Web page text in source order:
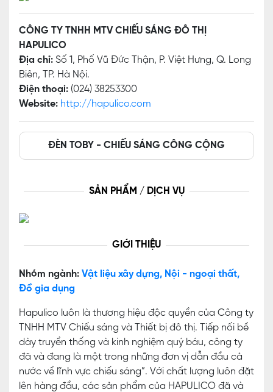
CÔNG TY TNHH MTV CHIẾU SÁNG ĐÔ THỊ
HAPULICO
Địa chỉ: Số 1, Phố Vũ Đức Thận, P. Việt Hưng, Q. Long
Biên, TP. Hà Nội.
Điện thoại: (024) 38253300
Website: http://hapulico.com
ĐÈN TOBY - CHIẾU SÁNG CÔNG CỘNG
SẢN PHẨM / DỊCH VỤ
GIỚI THIỆU
Nhóm ngành: Vật liệu xây dựng, Nội - ngoại thất,
Đồ gia dụng
Hapulico luôn là thương hiệu độc quyền của Công ty
TNHH MTV Chiếu sáng và Thiết bị đô thị. Tiếp nối bề
dày truyền thống và kinh nghiệm quý báu, công ty
đã và đang là một trong những đơn vị dẫn đầu cả
nước về lĩnh vực chiếu sáng”. Với chất lượng luôn đặt
lên hàng đầu, các sản phẩm của HAPULICO đã và